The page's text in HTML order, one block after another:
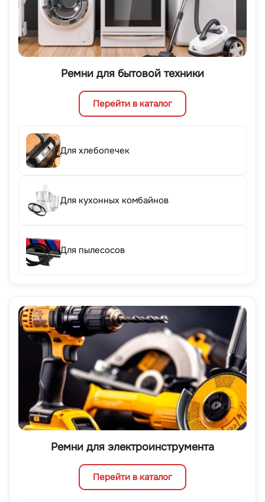
Ремни для бытовой техники
Перейти в каталог
Для хлебопечек
Для кухонных комбайнов
Для пылесосов
Ремни для электроинструмента
Перейти в каталог